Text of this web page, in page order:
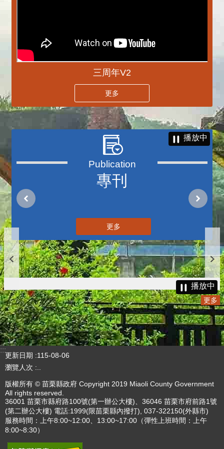
三周年V2
更多
專刊
播放中
更多
播放中
更多
:::
更新日期
115-08-06
瀏覽人次
版權所有 © 苗栗縣政府 Copyright 2019 Miaoli County Government
All rights reserved.
36001 苗栗市縣府路100號(第一辦公大樓)、36046 苗栗市府前路1號
(第二辦公大樓) 電話:1999(限苗栗縣內撥打), 037-322150(外縣市)
服務時間：上午8:00~12:00、13:00~17:00（彈性上班時間：上午
8:00~8:30）